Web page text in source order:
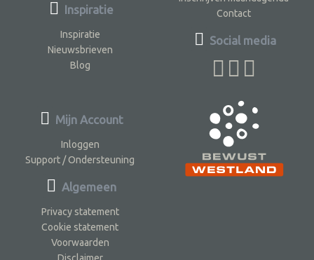
Inspiratie
Inspiratie
Nieuwsbrieven
Blog
Contact
Social media
Mijn Account
Inloggen
Support / Ondersteuning
Algemeen
Privacy statement
Cookie statement
Voorwaarden
Disclaimer